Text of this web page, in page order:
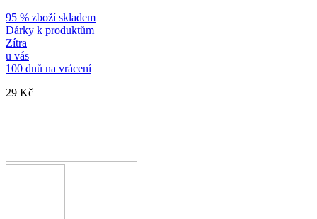
95 % zboží skladem
Dárky k produktům
Zítra
u vás
100 dnů na vrácení
29 Kč